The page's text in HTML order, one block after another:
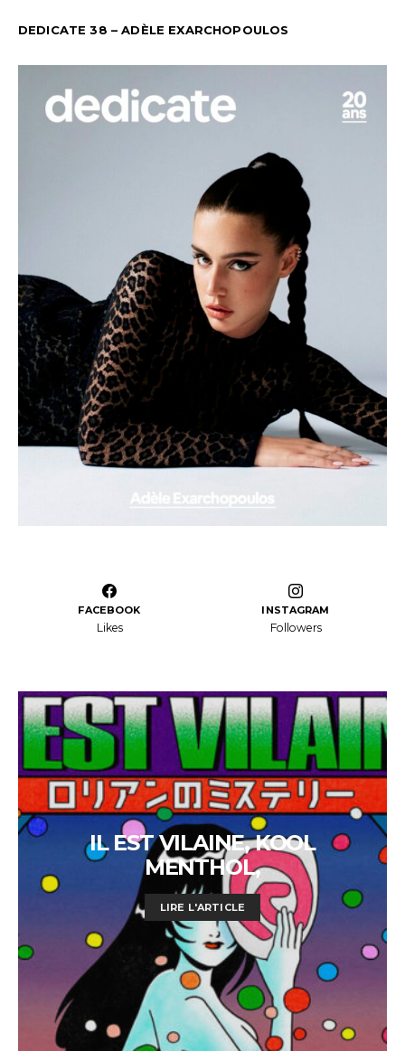
DEDICATE 38 – ADÈLE EXARCHOPOULOS
FACEBOOK
Likes
INSTAGRAM
Followers
IL EST VILAINE, KOOL
MENTHOL,
LIRE L'ARTICLE